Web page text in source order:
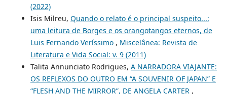
(2022)
Isis Milreu, Quando o relato é o principal suspeito...:
uma leitura de Borges e os orangotangos eternos, de
Luis Fernando Veríssimo , Miscelânea: Revista de
Literatura e Vida Social: v. 9 (2011)
Talita Annunciato Rodrigues, A NARRADORA VIAJANTE:
OS REFLEXOS DO OUTRO EM “A SOUVENIR OF JAPAN” E
“FLESH AND THE MIRROR”, DE ANGELA CARTER ,